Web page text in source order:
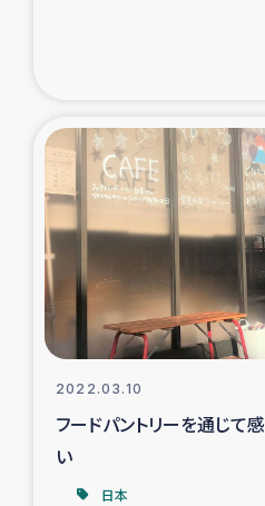
ガザ地区酪農を通した
ふりかけ普及と食生活
フェアト
緊急支
民際
2022.03.10
フードパントリーを通じて
い
日本